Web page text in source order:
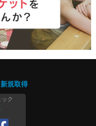
新規取得
ク